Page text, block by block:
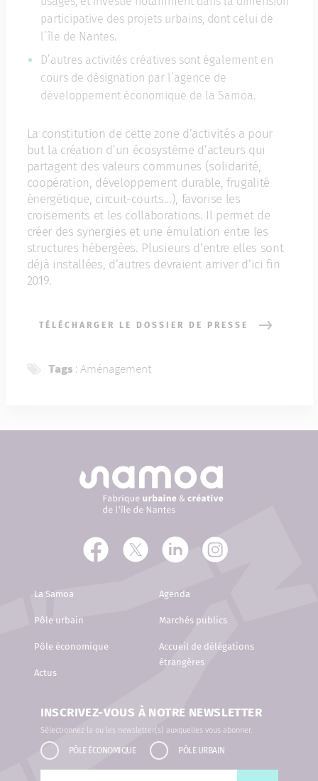
participative des projets urbains, dont celui de
l’île de Nantes.
D’autres activités créatives sont également en
cours de désignation par l’agence de
développement économique de la Samoa.
La constitution de cette zone d’activités a pour
but la création d’un écosystème d’acteurs qui
partagent des valeurs communes (solidarité,
coopération, développement durable, frugalité
énergétique, circuit-courts…), favorise les
croisements et les collaborations. Il permet de
créer des synergies et une émulation entre les
structures hébergées. Plusieurs d’entre elles sont
déjà installées, d’autres devraient arriver d’ici fin
2019.
TÉLÉCHARGER LE DOSSIER DE PRESSE
Tags :Aménagement
La Samoa
Pôle urbain
Pôle économique
Actus
Agenda
Marchés publics
Accueil de délégations
étrangères
INSCRIVEZ-VOUS À NOTRE NEWSLETTER
Sélectionnez la ou les newsletter(s) auxquelles vous abonner.
PÔLE ÉCONOMIQUE PÔLE URBAIN